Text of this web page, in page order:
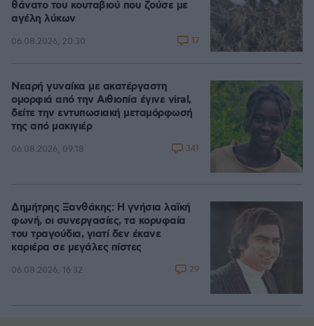
θάνατο του κουταβιού που ζούσε με
αγέλη λύκων
06.08.2026, 20:30 17
Νεαρή γυναίκα με ακατέργαστη
ομορφιά από την Αιθιοπία έγινε viral,
δείτε την εντυπωσιακή μεταμόρφωσή
της από μακιγιέρ
06.08.2026, 09:18 341
Δημήτρης Ξανθάκης: Η γνήσια λαϊκή
φωνή, οι συνεργασίες, τα κορυφαία
του τραγούδια, γιατί δεν έκανε
καριέρα σε μεγάλες πίστες
06.08.2026, 16:32 29